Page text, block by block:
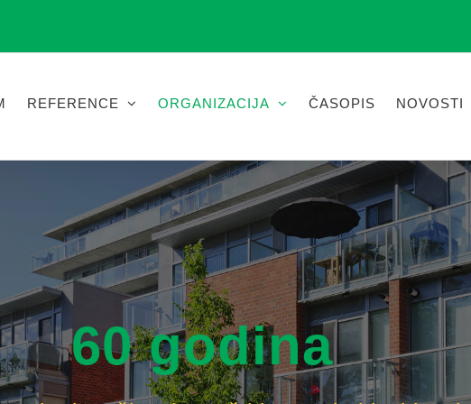
REFERENCE ORGANIZACIJA ČASOPIS NOVOSTI
60 godina